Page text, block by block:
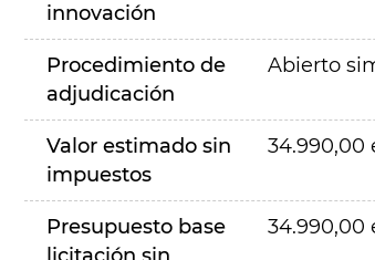
innovación
Procedimiento de
adjudicación
Abierto
Valor estimado sin
impuestos
34.990,00
Presupuesto base
34.990,00